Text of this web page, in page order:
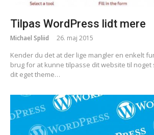
Tilpas WordPress lidt mere
Michael Spliid 26. maj 2015
Kender du det at der lige mangler en enkelt
brug for at kunne tilpasse dit website til noget
dit eget theme…